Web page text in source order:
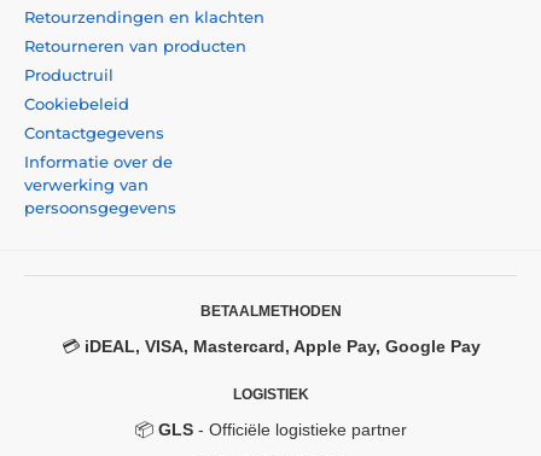
Retourzendingen en klachten
Retourneren van producten
Productruil
Cookiebeleid
Contactgegevens
Informatie over de
verwerking van
persoonsgegevens
BETAALMETHODEN
💳 iDEAL, VISA, Mastercard, Apple Pay, Google Pay
LOGISTIEK
📦 GLS- Officiële logistieke partner